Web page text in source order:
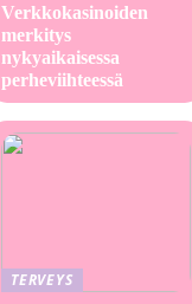
Verkkokasinoiden
merkitys
nykyaikaisessa
perheviihteessä
TERVEYS